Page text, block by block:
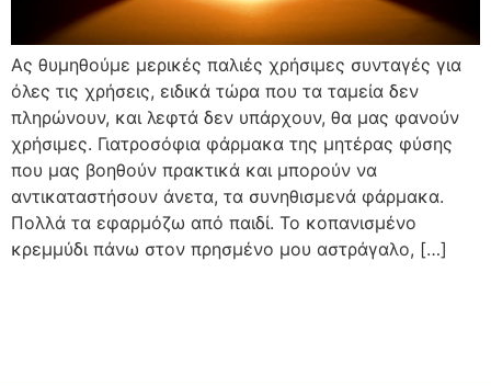
Ας θυμηθούμε μερικές παλιές χρήσιμες συνταγές για
όλες τις χρήσεις, ειδικά τώρα που τα ταμεία δεν
πληρώνουν, και λεφτά δεν υπάρχουν, θα μας φανούν
χρήσιμες. Γιατροσόφια φάρμακα της μητέρας φύσης
που μας βοηθούν πρακτικά και μπορούν να
αντικαταστήσουν άνετα, τα συνηθισμενά φάρμακα.
Πολλά τα εφαρμόζω από παιδί. Το κοπανισμένο
κρεμμύδι πάνω στον πρησμένο μου αστράγαλο, […]